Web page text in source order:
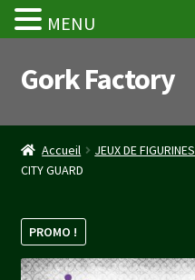
Aller
à
navigation
Aller
au
Gork Factory
Accueil
CGV
Mon compte
Panier
Accueil JEUX DE FIGURINES
CITY GUARD
PROMO !
MENU